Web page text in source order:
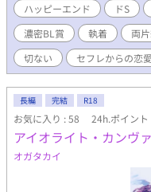
ハッピーエンド ドS
濃密BL賞
執着 両
切ない
セフレからの恋愛
長編 完結 R18
お気に入り : 58 24h.ポイント
アイオライト・カンヴ
オガタカイ